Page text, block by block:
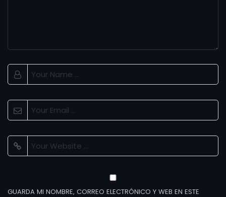
GUARDA MI NOMBRE, CORREO ELECTRÓNICO Y WEB EN ESTE